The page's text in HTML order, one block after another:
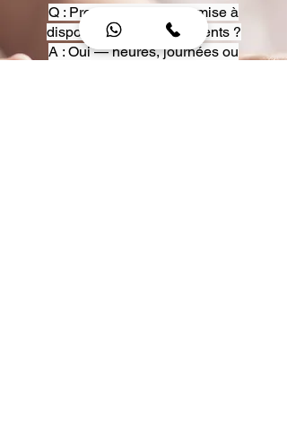
Q : Proposez-vous une mise à
disposition pour événements ?
A : Oui — heures, journées ou